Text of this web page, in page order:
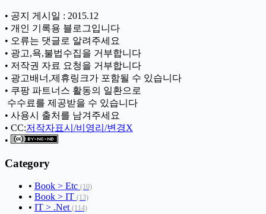
• 공지 게시일 : 2015.12
• 개인 기록용 블로그입니다
• 오류는 댓글로 알려주세요
• 광고,욕,불법수집을 거부합니다
• 저작권 자료 요청을 거부합니다
• 광고배너,제휴링크가 포함될 수 있습니다
• 쿠팡 파트너스 활동의 일환으로
ㅤ 수수료를 제공받을 수 있습니다
• 사용시 출처를 남겨주세요
• CC:저작자표시/비영리/변경X
•
Category
• Book > Etc (10)
• Book > IT (13)
• IT > .Net (114)